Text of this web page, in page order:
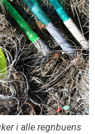
i alle regnbuens